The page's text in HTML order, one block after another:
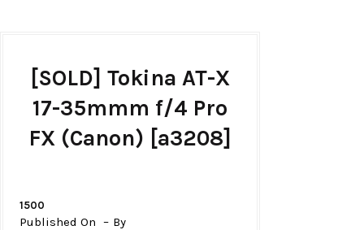
[SOLD] Tokina AT-X
17-35mmm f/4 Pro
FX (Canon) [a3208]
1500
Published On By